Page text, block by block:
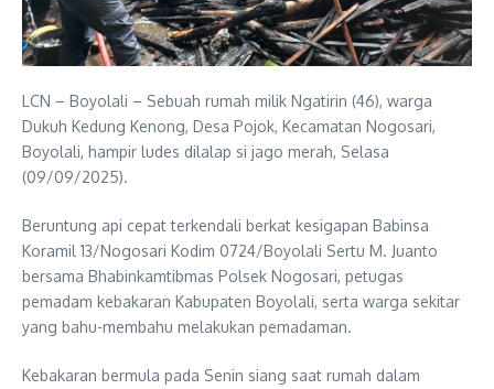
LCN – Boyolali – Sebuah rumah milik Ngatirin (46), warga
Dukuh Kedung Kenong, Desa Pojok, Kecamatan Nogosari,
Boyolali, hampir ludes dilalap si jago merah, Selasa
(09/09/2025).
Beruntung api cepat terkendali berkat kesigapan Babinsa
Koramil 13/Nogosari Kodim 0724/Boyolali Sertu M. Juanto
bersama Bhabinkamtibmas Polsek Nogosari, petugas
pemadam kebakaran Kabupaten Boyolali, serta warga sekitar
yang bahu-membahu melakukan pemadaman.
Kebakaran bermula pada Senin siang saat rumah dalam